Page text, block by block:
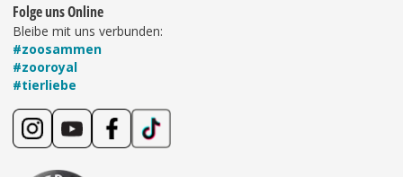
Folge uns Online
Bleibe mit uns verbunden:
#zoosammen
#zooroyal
#tierliebe